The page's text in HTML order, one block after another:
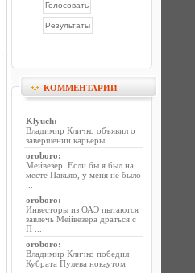
КОММЕНТАРИИ
Klyuch:
Владимир Кличко объявил о
завершении карьеры
oroboro:
Мейвезер: Если бы я был на
месте Пакьяо, у меня не было
oroboro:
Инвесторы из ОАЭ пытаются
завлечь Мейвезера драться с
П ...
oroboro:
Владимир Кличко победил
Кубрата Пулева нокаутом